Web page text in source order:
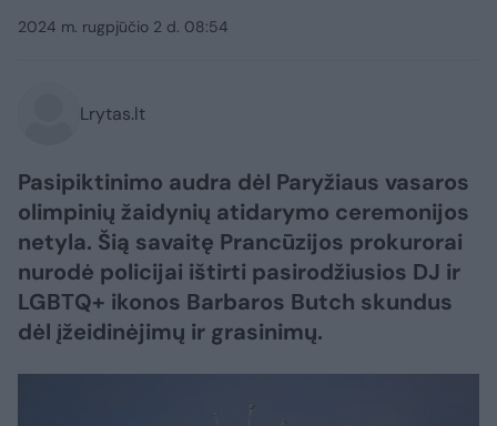
2024 m. rugpjūčio 2 d. 08:54
Lrytas.lt
Pasipiktinimo audra dėl Paryžiaus vasaros
olimpinių žaidynių atidarymo ceremonijos
netyla. Šią savaitę Prancūzijos prokurorai
nurodė policijai ištirti pasirodžiusios DJ ir
LGBTQ+ ikonos Barbaros Butch skundus
dėl įžeidinėjimų ir grasinimų.